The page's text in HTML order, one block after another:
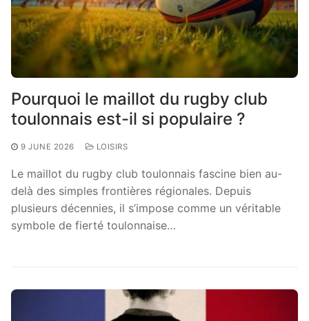
Pourquoi le maillot du rugby club
toulonnais est-il si populaire ?
9 JUNE 2026 LOISIRS
Le maillot du rugby club toulonnais fascine bien au-
delà des simples frontières régionales. Depuis
plusieurs décennies, il s’impose comme un véritable
symbole de fierté toulonnaise…